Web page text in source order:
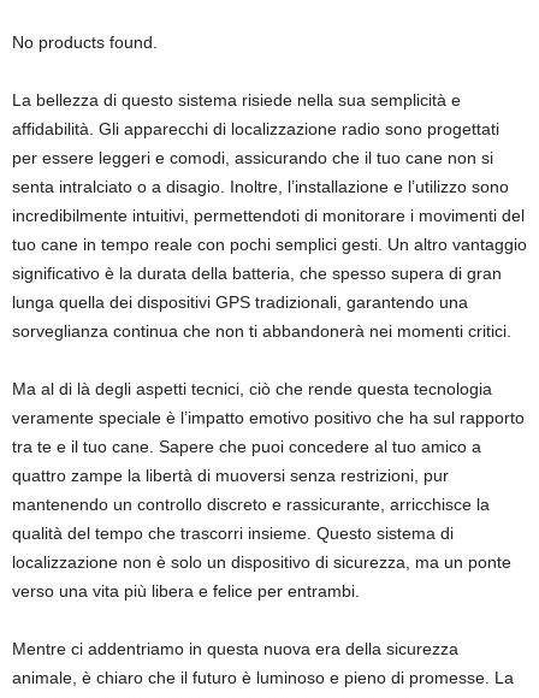
No products found.
La bellezza di questo sistema risiede nella sua semplicità e
affidabilità. Gli apparecchi di localizzazione radio sono progettati
per essere leggeri e comodi, assicurando che il tuo cane non si
senta intralciato o a disagio. Inoltre, l’installazione e l’utilizzo sono
incredibilmente intuitivi, permettendoti di monitorare i movimenti del
tuo cane in tempo reale con pochi semplici gesti. Un altro vantaggio
significativo è la durata della batteria, che spesso supera di gran
lunga quella dei dispositivi GPS tradizionali, garantendo una
sorveglianza continua che non ti abbandonerà nei momenti critici.
Ma al di là degli aspetti tecnici, ciò che rende questa tecnologia
veramente speciale è l’impatto emotivo positivo che ha sul rapporto
tra te e il tuo cane. Sapere che puoi concedere al tuo amico a
quattro zampe la libertà di muoversi senza restrizioni, pur
mantenendo un controllo discreto e rassicurante, arricchisce la
qualità del tempo che trascorri insieme. Questo sistema di
localizzazione non è solo un dispositivo di sicurezza, ma un ponte
verso una vita più libera e felice per entrambi.
Mentre ci addentriamo in questa nuova era della sicurezza
animale, è chiaro che il futuro è luminoso e pieno di promesse. La